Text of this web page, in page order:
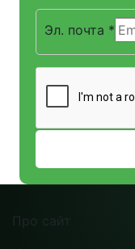
Эл.
Эл. почта *
Про сайт